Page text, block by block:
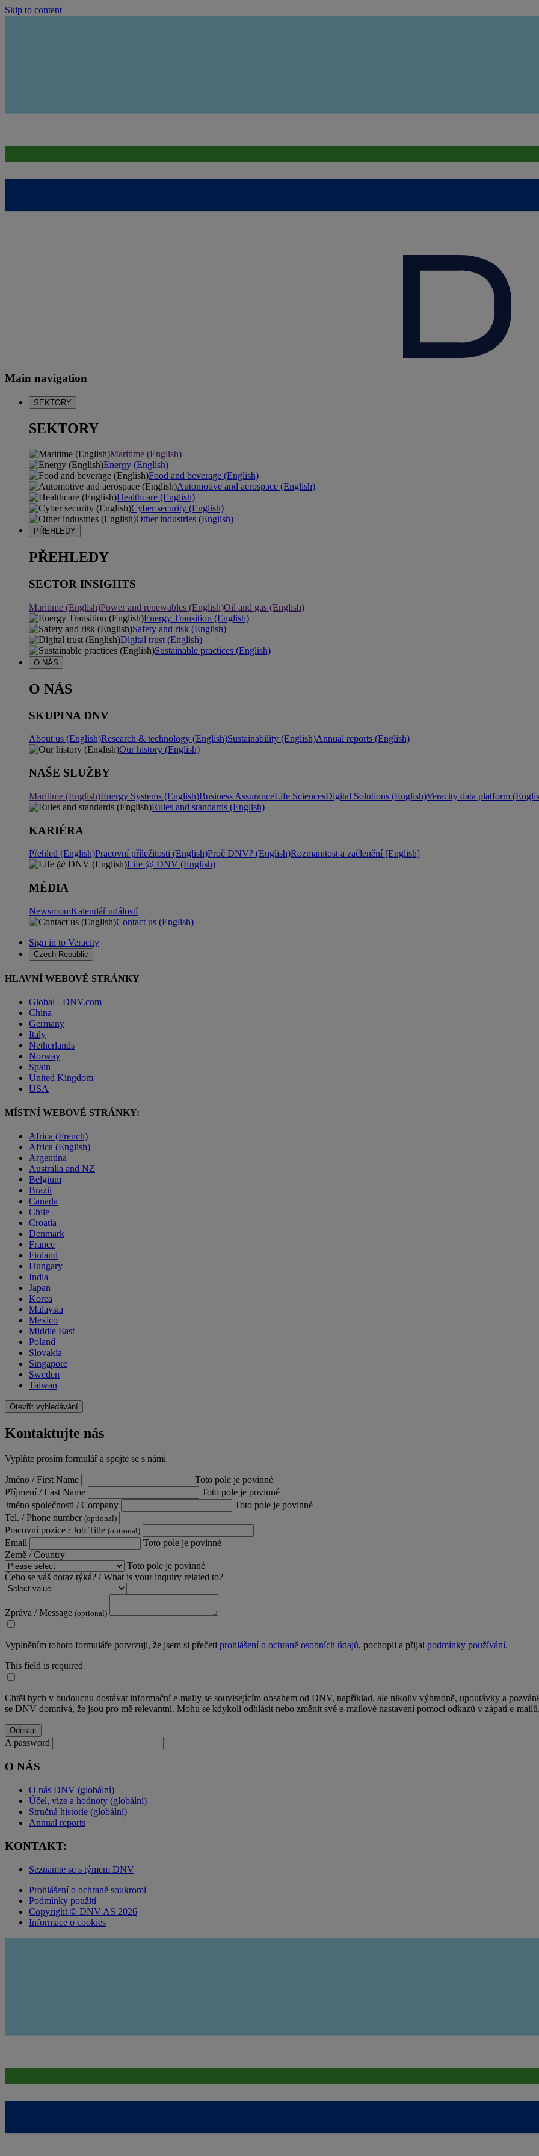
Skip to content
Main navigation
SEKTORY
SEKTORY
Maritime (English)
Energy (English)
Food and beverage (English)
Automotive and aerospace (English)
Healthcare (English)
Cyber security (English)
Other industries (English)
PŘEHLEDY
PŘEHLEDY
SECTOR INSIGHTS
Maritime (English)Power and renewables (English)Oil and gas (English)
Energy Transition (English)
Safety and risk (English)
Digital trust (English)
Sustainable practices (English)
O NÁS
O NÁS
SKUPINA DNV
About us (English)Research & technology (English)Sustainability (English)Annual reports (English)
Our history (English)
NAŠE SLUŽBY
Maritime (English)Energy Systems (English)Business AssuranceLife SciencesDigital Solutions (English)Veracity data platform
Rules and standards (English)
KARIÉRA
Přehled (English)Pracovní příležitosti (English)Proč DNV? (English)Rozmanitost a začlenění [English]
Life @ DNV (English)
MÉDIA
NewsroomKalendář událostí
Contact us (English)
Sign in to Veracity
Czech Republic
HLAVNÍ WEBOVÉ STRÁNKY
Global - DNV.com
China
Germany
Italy
Netherlands
Norway
Spain
United Kingdom
USA
MÍSTNÍ WEBOVÉ STRÁNKY:
Africa (French)
Africa (English)
Argentina
Australia and NZ
Belgium
Brazil
Canada
Chile
Croatia
Denmark
France
Finland
Hungary
India
Japan
Korea
Malaysia
Mexico
Middle East
Poland
Slovakia
Singapore
Sweden
Taiwan
Otevřít vyhledávání
Kontaktujte nás
Vyplňte prosím formulář a spojte se s námi
Jméno / First Name
Toto pole je povinné
Příjmení / Last Name
Toto pole je povinné
Jméno společnosti / Company
Toto pole je povinné
Tel. / Phone number (optional)
Pracovní pozice / Job Title (optional)
Email
Toto pole je povinné
Země / Country
Toto pole je povinné
Čeho se váš dotaz týká? / What is your inquiry related to?
Zpráva / Message (optional)
Vyplněním tohoto formuláře potvrzuji, že jsem si přečetl prohlášení o ochraně osobních údajů, pochopil a přijal podmínky používání.
This field is required
Chtěl bych v budoucnu dostávat informační e-maily se souvisejícím obsahem od DNV, například, ale nikoliv výhradně, upoutávky a
se DNV domnívá, že jsou pro mě relevantní. Mohu se kdykoli odhlásit nebo změnit své e-mailové nastavení pomocí odkazů v zápatí e-
A password
O NÁS
O nás DNV (globální)
Účel, vize a hodnoty (globální)
Stručná historie (globální)
Annual reports
KONTAKT:
Seznamte se s týmem DNV
Prohlášení o ochraně soukromí
Podmínky použití
Copyright © DNV AS 2026
Informace o cookies